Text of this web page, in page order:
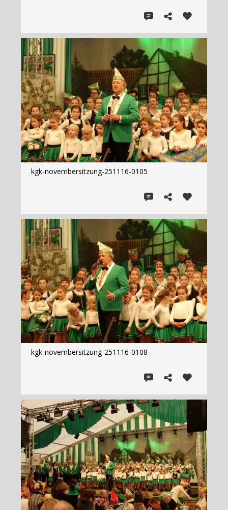
kgk-novembersitzung-251116-0105
kgk-novembersitzung-251116-0108